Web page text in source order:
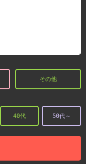
その他
40代 50代～